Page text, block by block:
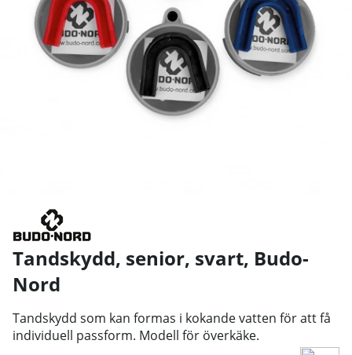
Tandskydd, senior, svart, Budo-
Nord
Tandskydd som kan formas i kokande vatten för att få
individuell passform. Modell för överkäke.